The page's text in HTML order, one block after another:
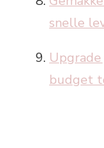
snelle
budget